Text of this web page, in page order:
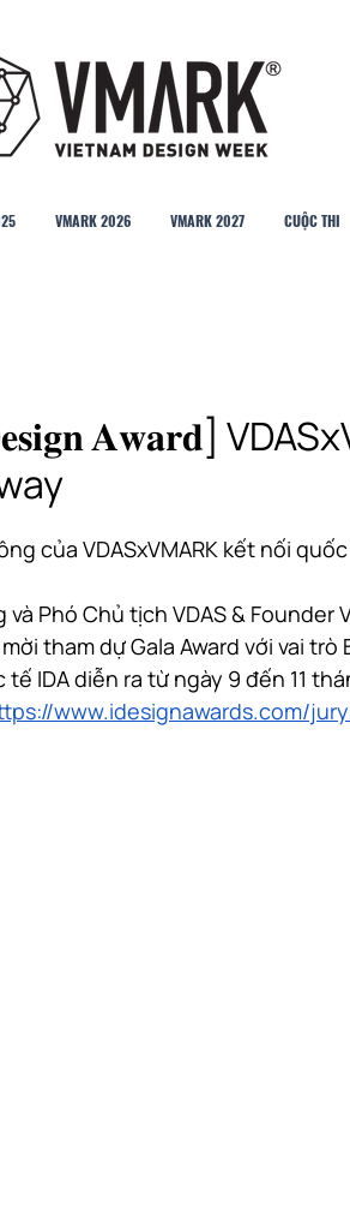
VMARK 2026 VMARK 2027 CUỘC THI
𝐀𝐰𝐚𝐫𝐝]
của VDASxVMARK kết nối
Phó Chủ tịch VDAS & Founder
tham dự Gala Award với vai trò
IDA diễn ra từ ngày 9 đến 11
www.idesignawards.com/